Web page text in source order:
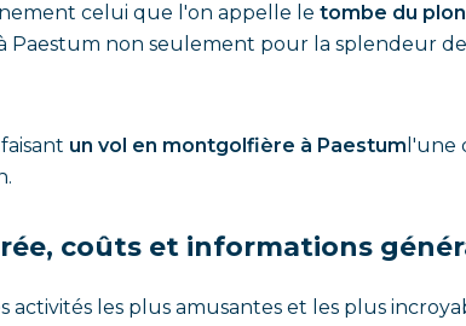
celui que l'on appelle le tombe du
non seulement pour la splendeur
un vol en montgolfière à Paestum l'une
coûts et informations
les plus amusantes et les plus